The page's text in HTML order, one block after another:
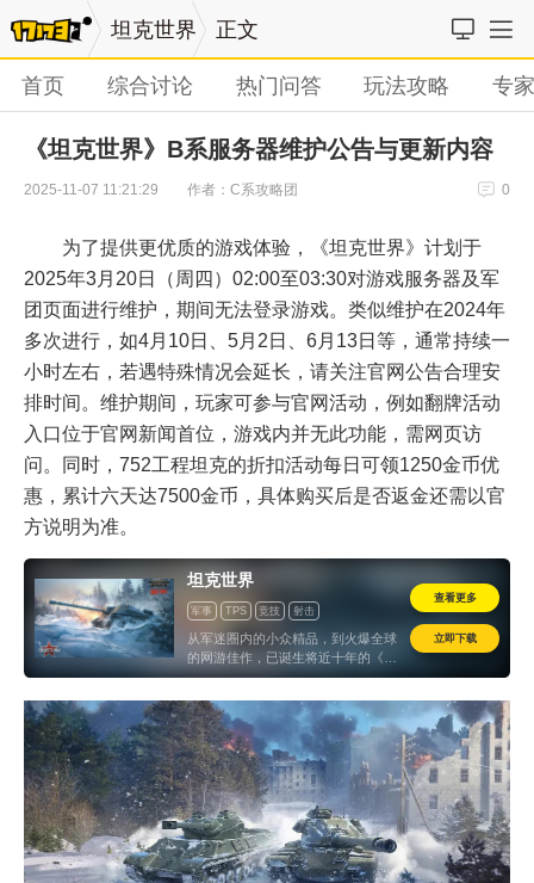
坦克世界 正文
首页 综合讨论 热门问答 玩法攻略 专
《坦克世界》B系服务器维护公告与更新内容
2025-11-07 11:21:29 作者：C系攻略团 0
为了提供更优质的游戏体验，《坦克世界》计划于
2025年3月20日（周四）02:00至03:30对游戏服务器及军
团页面进行维护，期间无法登录游戏。类似维护在2024年
多次进行，如4月10日、5月2日、6月13日等，通常持续一
小时左右，若遇特殊情况会延长，请关注官网公告合理安
排时间。维护期间，玩家可参与官网活动，例如翻牌活动
入口位于官网新闻首位，游戏内并无此功能，需网页访
问。同时，752工程坦克的折扣活动每日可领1250金币优
惠，累计六天达7500金币，具体购买后是否返金还需以官
方说明为准。
坦克世界
军事 TPS 竞技
射击
第三人称射击
怀旧
从军迷圈内的小众精品，到火爆全球
的网游佳作，已诞生将近十年的《坦
克世界》时至今日仍保持着居高不下
的态度来看，现如今的《坦克世界》
都配得上“历久弥新”一词。
查看更多
立即下载